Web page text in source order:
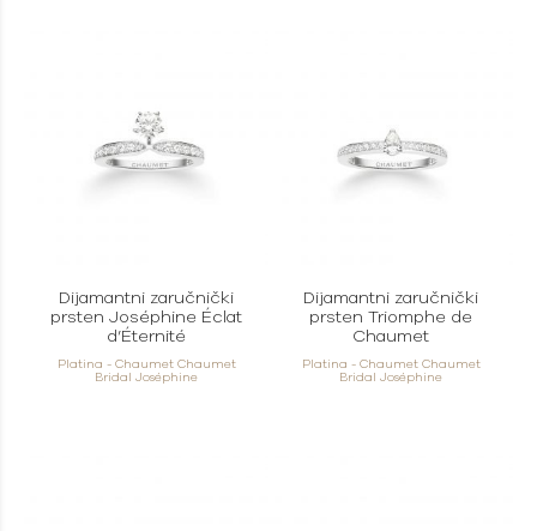
Dijamantni zaručnički
prsten Joséphine Éclat
d’Éternité
Platina - Chaumet Chaumet
Bridal Joséphine
Dijamantni zaručnički
prsten Triomphe de
Chaumet
Platina - Chaumet Chaumet
Bridal Joséphine